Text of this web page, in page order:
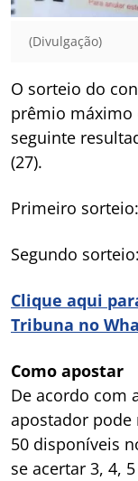
(Divulgação)
O sorteio do
prêmio máximo
seguinte
(27).
Primeiro sorteio:
Segundo sorteio:
Clique aqui
Tribuna no
Como apostar
De acordo com
apostador pode
50 disponíveis
se acertar 3, 4,